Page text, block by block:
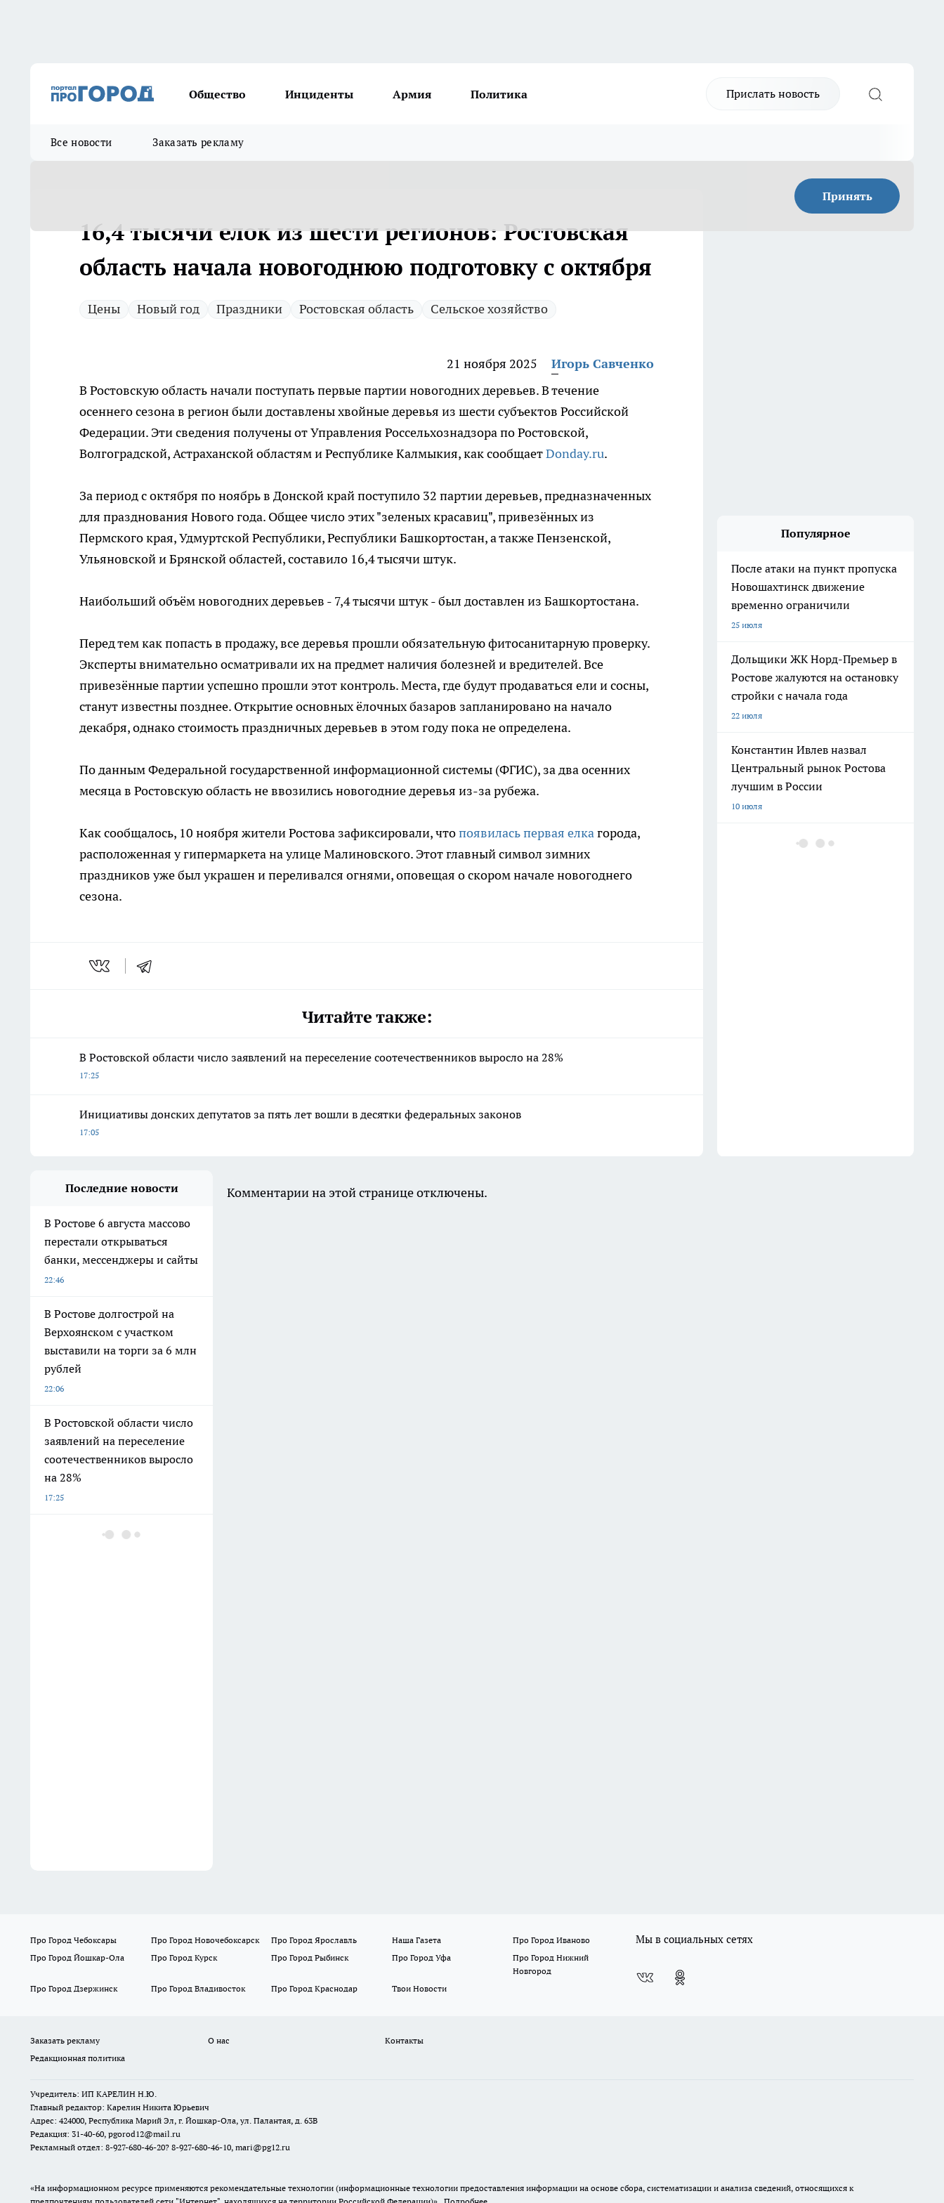
Общество Инциденты Армия Политика Прислать новость
Все новости Заказать рекламу
Принять
16,4 тысячи елок из шести регионов: Ростовская
область начала новогоднюю подготовку с октября
Цены Новый год Праздники Ростовская область Сельское хозяйство
21 ноября 2025
Игорь Савченко
В Ростовскую область начали поступать первые партии новогодних деревьев. В течение
осеннего сезона в регион были доставлены хвойные деревья из шести субъектов Российской
Федерации. Эти сведения получены от Управления Россельхознадзора по Ростовской,
Волгоградской, Астраханской областям и Республике Калмыкия, как сообщаетDonday.ru.
За период с октября по ноябрь в Донской край поступило 32 партии деревьев, предназначенных
для празднования Нового года. Общее число этих "зеленых красавиц", привезённых из
Пермского края, Удмуртской Республики, Республики Башкортостан, а также Пензенской,
Ульяновской и Брянской областей, составило 16,4 тысячи штук.
Наибольший объём новогодних деревьев - 7,4 тысячи штук - был доставлен из Башкортостана.
Перед тем как попасть в продажу, все деревья прошли обязательную фитосанитарную проверку.
Эксперты внимательно осматривали их на предмет наличия болезней и вредителей. Все
привезённые партии успешно прошли этот контроль. Места, где будут продаваться ели и сосны,
станут известны позднее. Открытие основных ёлочных базаров запланировано на начало
декабря, однако стоимость праздничных деревьев в этом году пока не определена.
По данным Федеральной государственной информационной системы (ФГИС), за два осенних
месяца в Ростовскую область не ввозились новогодние деревья из-за рубежа.
Как сообщалось, 10 ноября жители Ростова зафиксировали, чтопоявилась первая елкагорода,
расположенная у гипермаркета на улице Малиновского. Этот главный символ зимних
праздников уже был украшен и переливался огнями, оповещая о скором начале новогоднего
сезона.
Читайте также:
В Ростовской области число заявлений на переселение соотечественников выросло на 28%
17:25
Инициативы донских депутатов за пять лет вошли в десятки федеральных законов
17:05
Популярное
После атаки на пункт пропуска
Новошахтинск движение
временно ограничили
25 июля
Дольщики ЖК Норд-Премьер в
Ростове жалуются на остановку
стройки с начала года
22 июля
Константин Ивлев назвал
Центральный рынок Ростова
лучшим в России
10 июля
Последние новости
В Ростове 6 августа массово
перестали открываться
банки, мессенджеры и сайты
22:46
В Ростове долгострой на
Верхоянском с участком
выставили на торги за 6 млн
рублей
22:06
В Ростовской области число
заявлений на переселение
соотечественников выросло
на 28%
17:25
Комментарии на этой странице отключены.
Про Город Чебоксары Про Город Новочебоксарск Про Город Ярославль Наша Газета
Про Город Иваново
Про Город Йошкар-Ола
Про Город Курск Про Город Рыбинск Про Город Уфа
Про Город Нижний
Новгород
Про Город Дзержинск
Про Город Владивосток Про Город Краснодар Твои Новости
Мы в социальных сетях
Заказать рекламу О нас
Контакты
Редакционная политика
Учредитель: ИП КАРЕЛИН Н.Ю.
Главный редактор: Карелин Никита Юрьевич
Адрес: 424000, Республика Марий Эл, г. Йошкар-Ола, ул. Палантая, д. 63В
Редакция: 31-40-60, pgorod12@mail.ru
Рекламный отдел: 8-927-680-46-20? 8-927-680-46-10, mari@pg12.ru
«На информационном ресурсе применяются рекомендательные технологии (информационные технологии предоставления информации на основе сбора, систематизации и анализа сведений, относящихся к